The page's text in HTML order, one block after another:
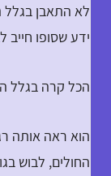
לא התאבן בגלל
ידע שסופו חייב
הכל קרה בגלל
הוא ראה אותה
החולים, לבוש